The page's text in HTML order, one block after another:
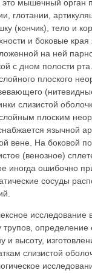
это мышечный орган
глотании,
(кончик), тело и
и боковые
на ней
с дном полости
плоского
слизистой
плоским
язычной
вене. На боковой
(венозное)
иногда ошибочно
сосуды
исследование
трупов,
и высоту,
слизистой